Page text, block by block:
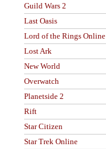
Guild Wars 2
Last Oasis
Lord of the Rings Online
Lost Ark
New World
Overwatch
Planetside 2
Rift
Star Citizen
Star Trek Online